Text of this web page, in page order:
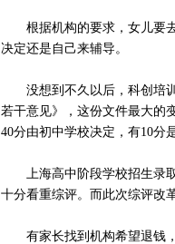
根据机构的要求，女儿要去
决定还是自己来辅导。
没想到不久以后，科创培训
若干意见》，这份文件最大的
40分由初中学校决定，有10分
上海高中阶段学校招生录取
十分看重综评。而此次综评改
有家长找到机构希望退钱，